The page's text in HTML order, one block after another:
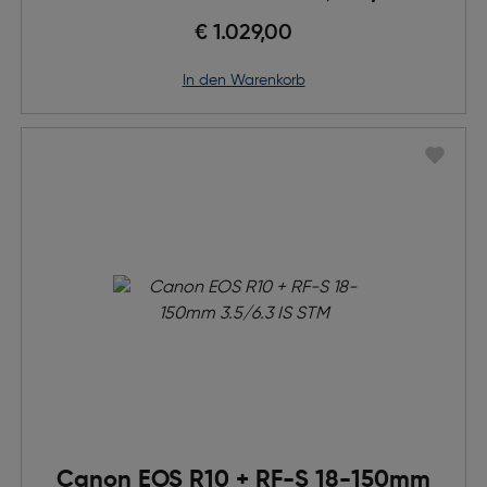
€ 1.029,00
in den Warenkorb
Canon EOS R10 + RF-S 18-150mm